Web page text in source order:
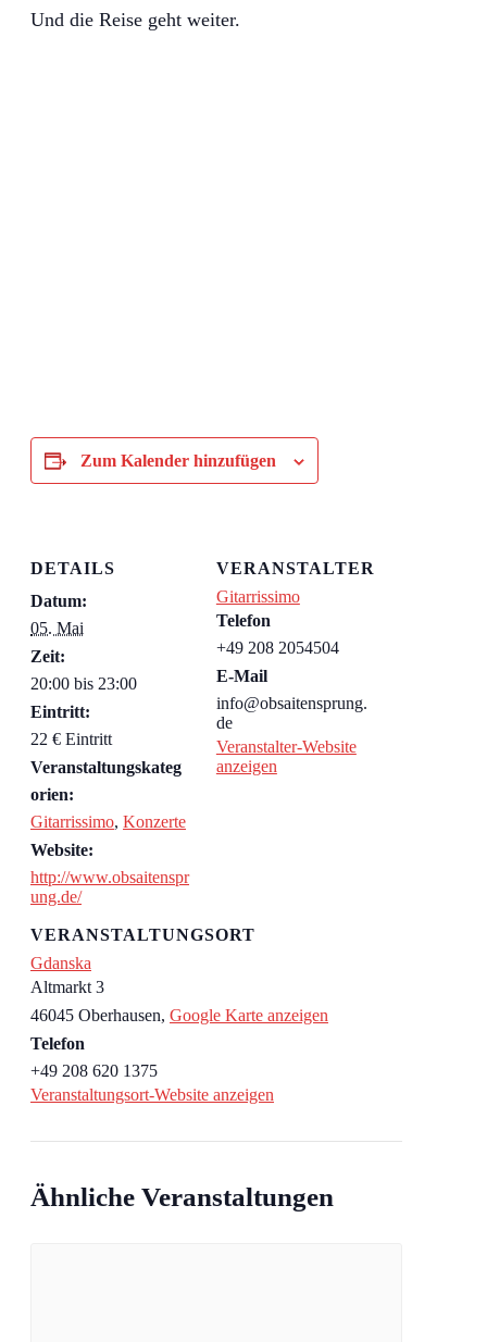
Und die Reise geht weiter.
Zum Kalender hinzufügen
DETAILS
Datum:
05. Mai
Zeit:
20:00 bis 23:00
Eintritt:
22 € Eintritt
Veranstaltungskateg
orien:
Gitarrissimo, Konzerte
Website:
http://www.obsaitenspr
ung.de/
VERANSTALTUNGSORT
Gdanska
Altmarkt 3
46045 Oberhausen, Google Karte anzeigen
Telefon
+49 208 620 1375
Veranstaltungsort-Website anzeigen
VERANSTALTER
Gitarrissimo
Telefon
+49 208 2054504
E-Mail
info@obsaitensprung.
de
Veranstalter-Website
anzeigen
Ähnliche Veranstaltungen